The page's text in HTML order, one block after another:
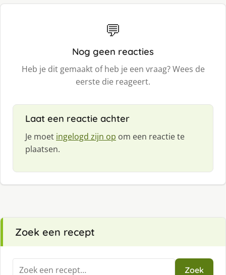
💬
Nog geen reacties
Heb je dit gemaakt of heb je een vraag? Wees de
eerste die reageert.
Laat een reactie achter
Je moet ingelogd zijn op om een reactie te
plaatsen.
Zoek een recept
Zoeken
Zoek